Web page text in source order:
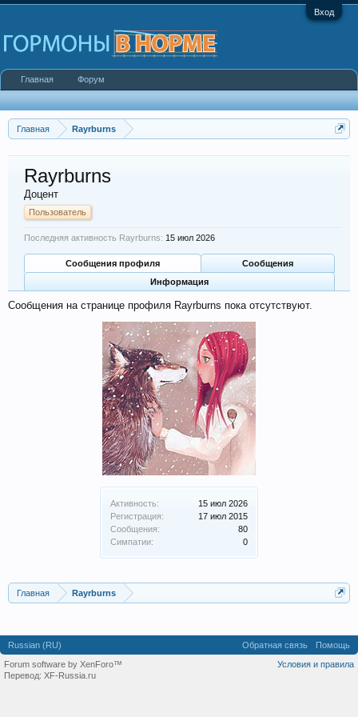
Вход
Главная Rayrburns
Активность:
15 июл 2026
Регистрация:
17 июл 2015
Сообщения:
80
Симпатии:
0
Rayrburns
Доцент
Пользователь
Последняя активность Rayrburns: 15 июл 2026
Сообщения профиля
Сообщения
Информация
Сообщения на странице профиля Rayrburns пока отсутствуют.
Главная Rayrburns
Главная Форум
Russian (RU) Обратная связь
Помощь
Условия и правила
Forum software by XenForo™
Перевод: XF-Russia.ru